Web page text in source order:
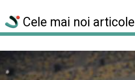
Cele mai noi articole